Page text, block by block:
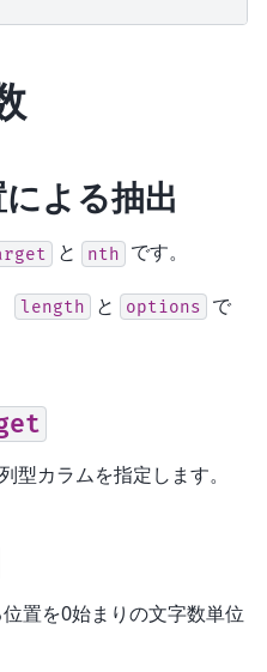
よる抽出
と nth です。
length と options
で
型カラムを指定します。
置を0始まりの文字数単位